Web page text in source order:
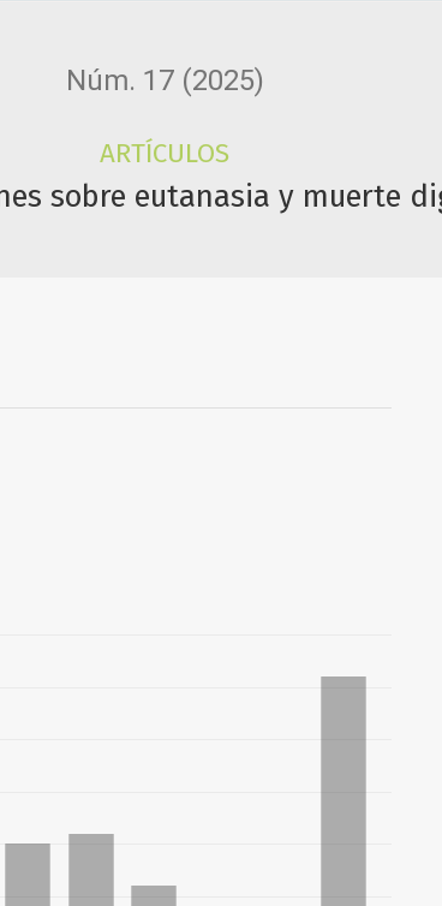
Núm. 17 (2025)
ARTÍCULOS
sobre eutanasia y muerte